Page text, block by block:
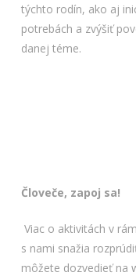
týchto rodín, ako aj
potrebách a zvýšiť
danej téme.
Človeče, zapoj sa!
Viac o aktivitách v
s nami snažia
môžete dozvedieť na